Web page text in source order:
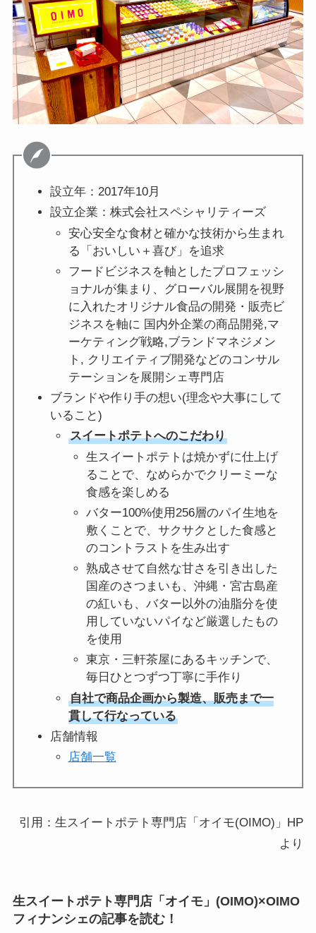
設立年：2017年10月
設立企業：株式会社スペシャリティーズ
安心安全な食材と確かな技術から生まれ
る「おいしい＋喜び」を追求
フードビジネスを軸としたプロフェッシ
ョナルが集まり、グローバル展開を視野
に入れたオリジナル食品の開発・販売ビ
ジネスを軸に 国内外企業の商品開発,マ
ーケティング戦略,ブランドマネジメン
ト, クリエイティブ開発などのコンサル
テーションを展開シェ専門店
ブランドや作り手の想い(理念や大事にして
いること)
スイートポテトへのこだわり
生スイートポテトは焼かずに仕上げ
ることで、なめらかでクリーミーな
食感を楽しめる
バター100%使用256層のパイ生地を
敷くことで、サクサクとした食感と
のコントラストを生み出す
熟成させて自然な甘さを引き出した
国産のさつまいも、沖縄・宮古島産
の紅いも、バター以外の油脂分を使
用していないパイなど厳選したもの
を使用
東京・三軒茶屋にあるキッチンで、
毎日ひとつずつ丁寧に手作り
自社で商品企画から製造、販売まで一
貫して行なっている
店舗情報
店舗一覧
引用：生スイートポテト専門店「オイモ(OIMO)」HP
より
生スイートポテト専門店「オイモ」(OIMO)×OIMO
フィナンシェの記事を読む！